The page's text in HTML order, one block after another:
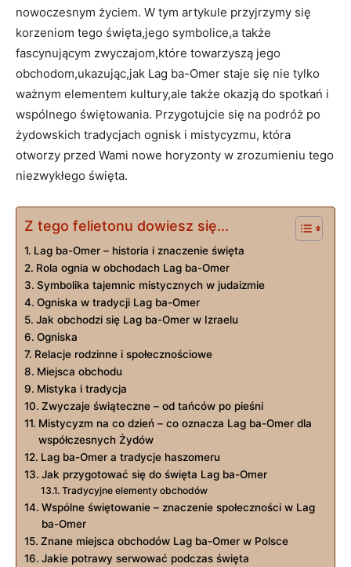
nowoczesnym życiem. W tym artykule przyjrzymy się
korzeniom tego święta,jego symbolice,a‌ także
fascynującym zwyczajom,które⁤ towarzyszą jego
obchodom,ukazując,jak Lag ba-Omer ⁣staje się nie tylko
ważnym elementem ⁣kultury,ale ⁤także⁣ okazją do spotkań i
wspólnego świętowania.⁣ Przygotujcie się na ‌podróż ⁢po
żydowskich tradycjach ognisk i mistycyzmu, która
otworzy przed Wami nowe horyzonty w zrozumieniu tego
niezwykłego⁣ święta.
Z tego felietonu dowiesz się...
Lag ba-Omer – historia i znaczenie święta
Rola ognia w obchodach Lag​ ba-Omer
Symbolika tajemnic mistycznych w judaizmie
Ogniska w tradycji Lag ba-Omer
Jak obchodzi się Lag ba-Omer w Izraelu
Ogniska
Relacje rodzinne ⁤i społecznościowe
Miejsca‌ obchodu
Mistyka i ⁣tradycja
Zwyczaje świąteczne –⁤ od ⁢tańców po‍ pieśni
Mistycyzm na⁤ co dzień – co oznacza Lag ba-Omer dla
współczesnych Żydów
Lag ba-Omer a tradycje haszomeru
Jak przygotować się do⁣ święta Lag ba-Omer
Tradycyjne elementy obchodów
Wspólne‌ świętowanie ​– znaczenie społeczności w ‍Lag
ba-Omer
Znane miejsca obchodów​ Lag ba-Omer w ⁣Polsce
Jakie potrawy serwować podczas święta